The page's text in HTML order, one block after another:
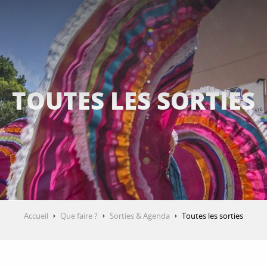
TOUTES LES SORTIES
Accueil Que faire ? Sorties & Agenda Toutes les sorties